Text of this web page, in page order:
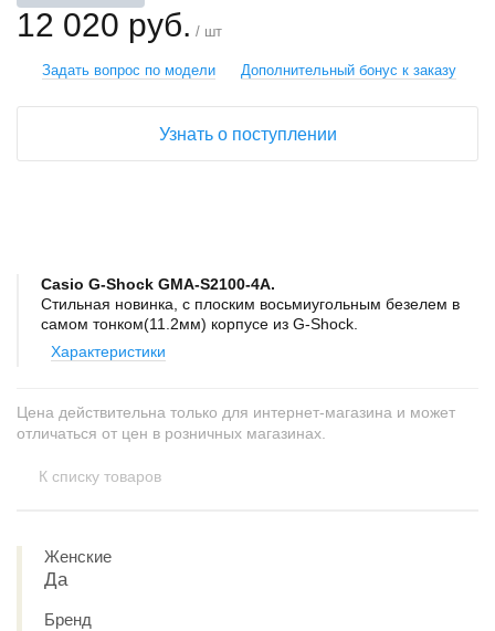
Casio G-Shock GMA-S2100-4A.
Стильная новинка, с плоским восьмиугольным безелем в
самом тонком(11.2мм) корпусе из G-Shock.
Характеристики
12 020 руб. / шт
Задать вопрос по модели Дополнительный бонус к заказу
Узнать о поступлении
Цена действительна только для интернет-магазина и может
отличаться от цен в розничных магазинах.
К списку товаров
Женские
Да
Бренд